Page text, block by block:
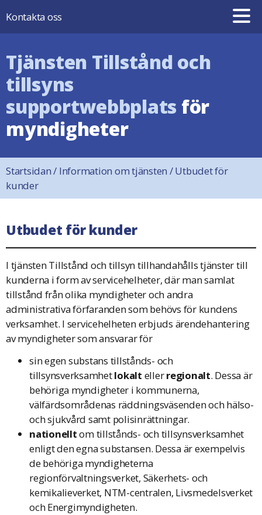
Kontakta oss
Tjänsten Tillstånd och
tillsyns
supportwebbplats för
myndigheter
Startsidan/ Information om tjänsten /Utbudet för
kunder
Utbudet för kunder
I tjänsten Tillstånd och tillsyn tillhandahålls tjänster till
kunderna i form av servicehelheter, där man samlat
tillstånd från olika myndigheter och andra
administrativa förfaranden som behövs för kundens
verksamhet. I servicehelheten erbjuds ärendehantering
av myndigheter som ansvarar för
sin egen substans tillstånds- och
tillsynsverksamhetlokalt ellerregionalt. Dessa är
behöriga myndigheter i kommunerna,
välfärdsområdenas räddningsväsenden och hälso-
och sjukvård samt polisinrättningar.
nationelltom tillstånds- och tillsynsverksamhet
enligt den egna substansen. Dessa är exempelvis
de behöriga myndigheterna
regionförvaltningsverket, Säkerhets- och
kemikalieverket, NTM-centralen, Livsmedelsverket
och Energimyndigheten.